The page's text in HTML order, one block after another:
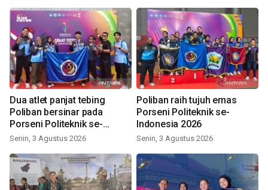
Dua atlet panjat tebing
Poliban bersinar pada
Porseni Politeknik se-
Indonesia 2026
Senin, 3 Agustus 2026
Poliban raih tujuh emas
Porseni Politeknik se-
Indonesia 2026
Senin, 3 Agustus 2026